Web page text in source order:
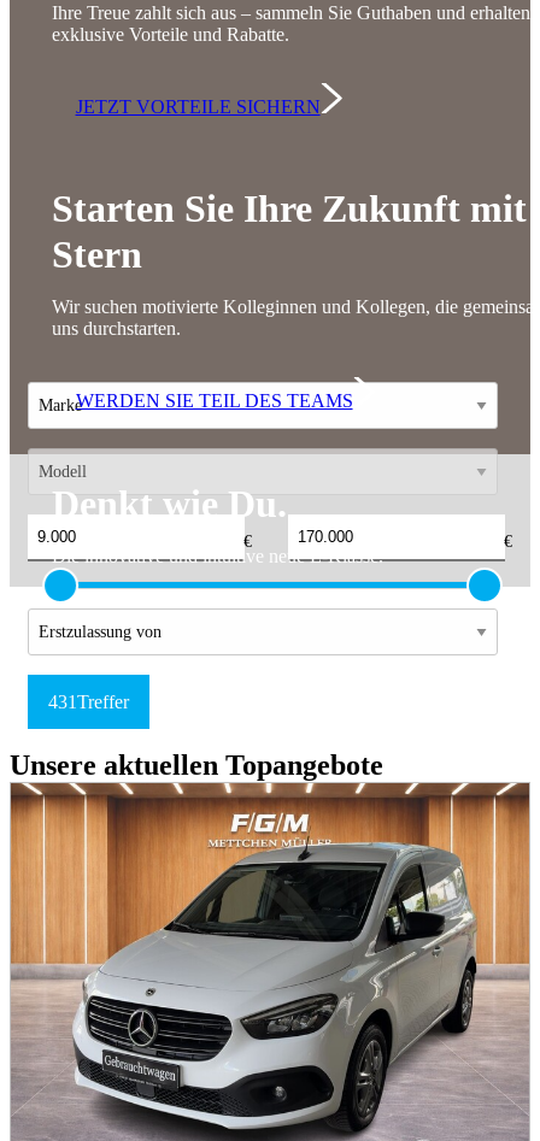
Ihre Treue zahlt sich aus – sammeln Sie Guthaben und erhalten
exklusive Vorteile und Rabatte.
JETZT VORTEILE SICHERN
Starten Sie Ihre Zukunft mit
Stern
Wir suchen motivierte Kolleginnen und Kollegen, die
uns durchstarten.
WERDEN SIE TEIL DES TEAMS
Denkt wie Du.
Die innovative und intuitive neue E-Klasse.
‌€ ‌€
431Treffer
Unsere aktuellen Topangebote